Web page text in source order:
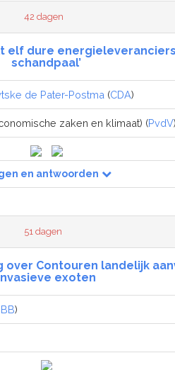
42 dagen
elf dure
schandpaal’
de Pater-Postma (CDA)
zaken en klimaat) (PvdV)
en antwoorden
51 dagen
over Contouren landelijk
exoten
)